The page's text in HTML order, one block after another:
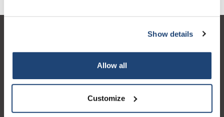
Show details
Allow all
Customize
Contactgegevens